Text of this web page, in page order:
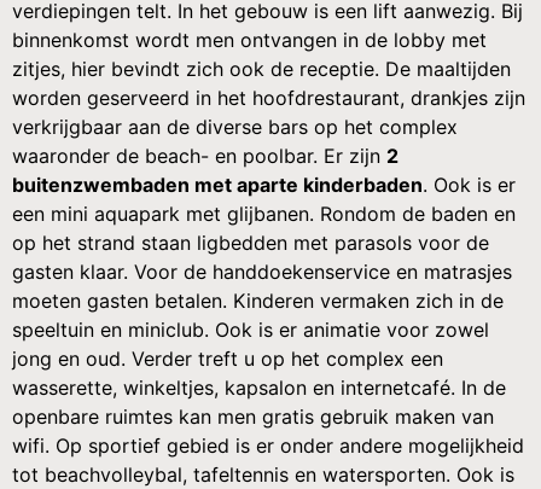
verdiepingen telt. In het gebouw is een lift aanwezig. Bij
binnenkomst wordt men ontvangen in de lobby met
zitjes, hier bevindt zich ook de receptie. De maaltijden
worden geserveerd in het hoofdrestaurant, drankjes zijn
verkrijgbaar aan de diverse bars op het complex
waaronder de beach- en poolbar. Er zijn 2
buitenzwembaden met aparte kinderbaden. Ook is er
een mini aquapark met glijbanen. Rondom de baden en
op het strand staan ligbedden met parasols voor de
gasten klaar. Voor de handdoekenservice en matrasjes
moeten gasten betalen. Kinderen vermaken zich in de
speeltuin en miniclub. Ook is er animatie voor zowel
jong en oud. Verder treft u op het complex een
wasserette, winkeltjes, kapsalon en internetcafé. In de
openbare ruimtes kan men gratis gebruik maken van
wifi. Op sportief gebied is er onder andere mogelijkheid
tot beachvolleybal, tafeltennis en watersporten. Ook is